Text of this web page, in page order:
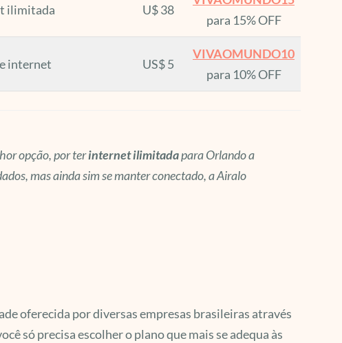
ilimitada U$ 38
para 15% OFF
internet US$ 5
VIVAOMUNDO10
para 10% OFF
opção, por terinternet ilimitadapara Orlando a
mas ainda sim se manter conectado, a Airalo
oferecida por diversas empresas brasileiras através
só precisa escolher o plano que mais se adequa às